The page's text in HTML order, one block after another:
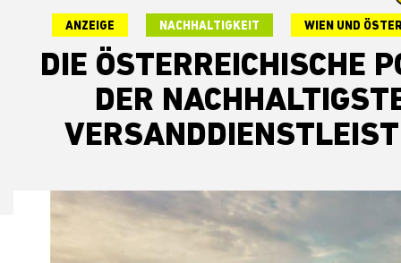
ANZEIGE NACHHALTIGKEIT WIEN UND
DIE ÖSTERREICHISCHE
DER